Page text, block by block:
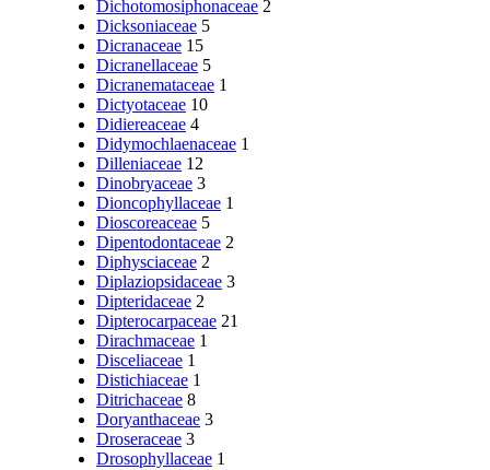
Dichotomosiphonaceae 2
Dicksoniaceae 5
Dicranaceae 15
Dicranellaceae 5
Dicranemataceae 1
Dictyotaceae 10
Didiereaceae 4
Didymochlaenaceae 1
Dilleniaceae 12
Dinobryaceae 3
Dioncophyllaceae 1
Dioscoreaceae 5
Dipentodontaceae 2
Diphysciaceae 2
Diplaziopsidaceae 3
Dipteridaceae 2
Dipterocarpaceae 21
Dirachmaceae 1
Disceliaceae 1
Distichiaceae 1
Ditrichaceae 8
Doryanthaceae 3
Droseraceae 3
Drosophyllaceae 1